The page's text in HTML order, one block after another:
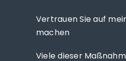
Vertrauen Sie auf
machen
Viele dieser